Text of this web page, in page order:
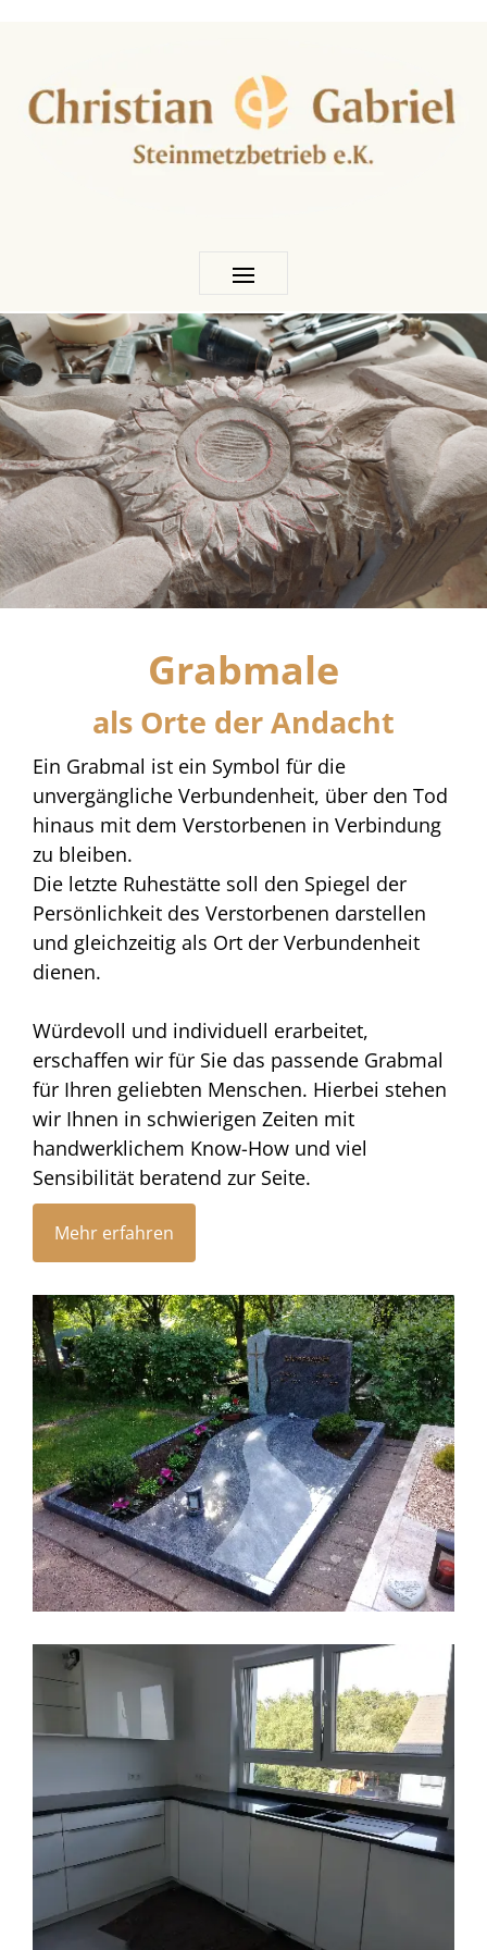
Grabmale
als Orte der Andacht
Ein Grabmal ist ein Symbol für die
unvergängliche Verbundenheit, über den Tod
hinaus mit dem Verstorbenen in Verbindung
zu bleiben.
Die letzte Ruhestätte soll den Spiegel der
Persönlichkeit des Verstorbenen darstellen
und gleichzeitig als Ort der Verbundenheit
dienen.
Würdevoll und individuell erarbeitet,
erschaffen wir für Sie das passende Grabmal
für Ihren geliebten Menschen. Hierbei stehen
wir Ihnen in schwierigen Zeiten mit
handwerklichem Know-How und viel
Sensibilität beratend zur Seite.
Mehr erfahren